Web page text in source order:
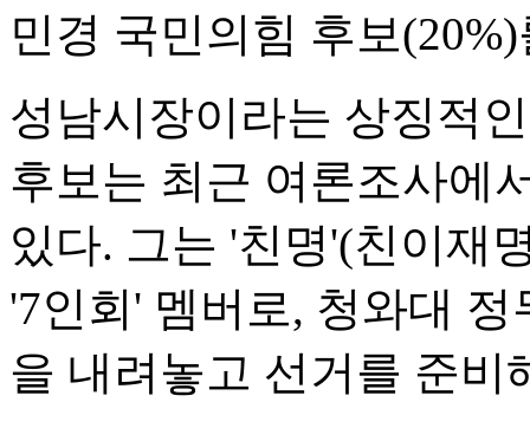
민경 국민의힘 후보
성남시장이라는 상징적
후보는 최근 여론조사에
있다. 그는 '친명'(친이재
'7인회' 멤버로, 청와대
을 내려놓고 선거를 준비